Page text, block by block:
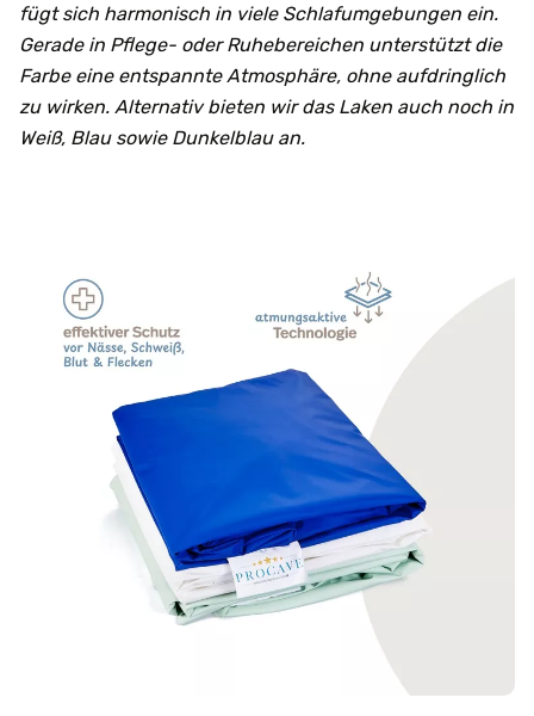
fügt sich harmonisch in viele Schlafumgebungen ein.
Gerade in Pflege- oder Ruhebereichen unterstützt die
Farbe eine entspannte Atmosphäre, ohne aufdringlich
zu wirken. Alternativ bieten wir das Laken auch noch in
Weiß, Blau sowie Dunkelblau an.